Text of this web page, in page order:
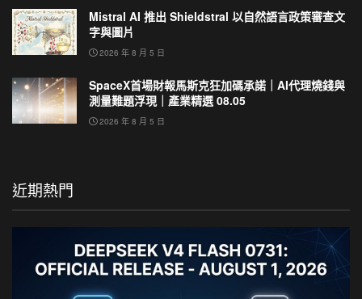
Mistral AI 推出 Shieldstral 以自然語言政策審查文
字與圖片
2026 年 8 月 5 日
SpaceX首場財報馬斯克狂加碼承諾｜AI代理燒錢與
測量難題浮現｜產業精選 08.05
2026 年 8 月 5 日
近期熱門